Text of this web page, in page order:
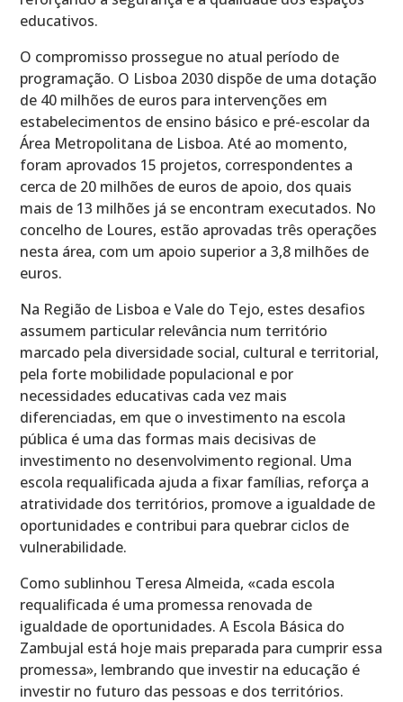
educativos.
O compromisso prossegue no atual período de
programação. O Lisboa 2030 dispõe de uma dotação
de 40 milhões de euros para intervenções em
estabelecimentos de ensino básico e pré-escolar da
Área Metropolitana de Lisboa. Até ao momento,
foram aprovados 15 projetos, correspondentes a
cerca de 20 milhões de euros de apoio, dos quais
mais de 13 milhões já se encontram executados. No
concelho de Loures, estão aprovadas três operações
nesta área, com um apoio superior a 3,8 milhões de
euros.
Na Região de Lisboa e Vale do Tejo, estes desafios
assumem particular relevância num território
marcado pela diversidade social, cultural e territorial,
pela forte mobilidade populacional e por
necessidades educativas cada vez mais
diferenciadas, em que o investimento na escola
pública é uma das formas mais decisivas de
investimento no desenvolvimento regional. Uma
escola requalificada ajuda a fixar famílias, reforça a
atratividade dos territórios, promove a igualdade de
oportunidades e contribui para quebrar ciclos de
vulnerabilidade.
Como sublinhou Teresa Almeida, «cada escola
requalificada é uma promessa renovada de
igualdade de oportunidades. A Escola Básica do
Zambujal está hoje mais preparada para cumprir essa
promessa», lembrando que investir na educação é
investir no futuro das pessoas e dos territórios.